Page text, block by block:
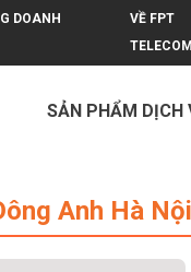
DOANH
VỀ FPT
TELECOM
SẢN PHẨM DỊCH
Anh Hà